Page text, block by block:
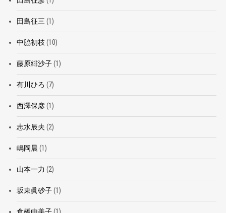
田島征三 (1)
中脇初枝 (10)
藤原緋沙子(1)
有川ひろ (7)
西澤保彦(1)
志水辰夫 (2)
嶋岡晨 (1)
山本一力 (2)
坂東眞砂子(1)